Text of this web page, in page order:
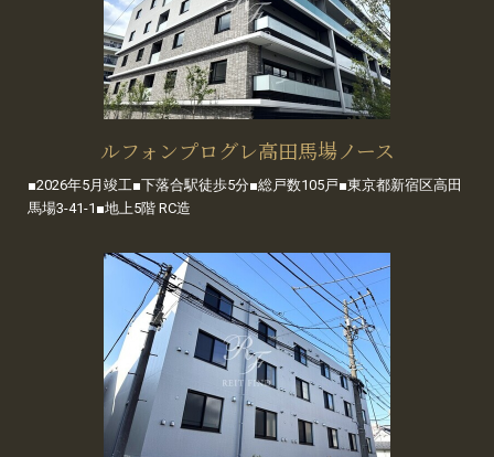
ルフォンプログレ高田馬場ノース
■2026年5月竣工■下落合駅徒歩5分■総戸数105戸■東京都新宿区高田
馬場3-41-1■地上5階 RC造